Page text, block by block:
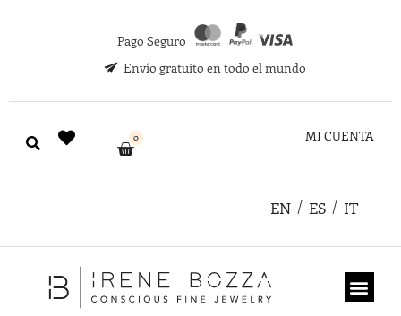
Pago Seguro
Envío gratuito en todo el mundo
0 MI CUENTA
EN ES IT